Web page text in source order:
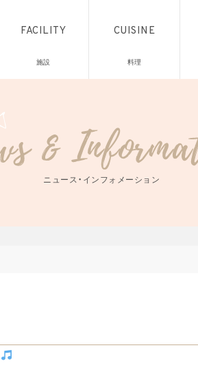
FACILITY
施設
CUISINE
料理
ニュース・インフォメーション